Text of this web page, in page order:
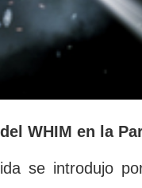
WHIM en la
se introdujo